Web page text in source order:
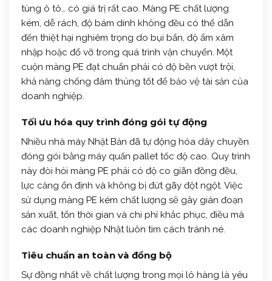
tùng ô tô… có giá trị rất cao. Màng PE chất lượng
kém, dễ rách, độ bám dính không đều có thể dẫn
đến thiệt hại nghiêm trọng do bụi bẩn, độ ẩm xâm
nhập hoặc đổ vỡ trong quá trình vận chuyển. Một
cuộn màng PE đạt chuẩn phải có độ bền vượt trội,
khả năng chống đâm thủng tốt để bảo vệ tài sản của
doanh nghiệp.
Tối ưu hóa quy trình đóng gói tự động
Nhiều nhà máy Nhật Bản đã tự động hóa dây chuyền
đóng gói bằng máy quấn pallet tốc độ cao. Quy trình
này đòi hỏi màng PE phải có độ co giãn đồng đều,
lực căng ổn định và không bị đứt gãy đột ngột. Việc
sử dụng màng PE kém chất lượng sẽ gây gián đoạn
sản xuất, tốn thời gian và chi phí khắc phục, điều mà
các doanh nghiệp Nhật luôn tìm cách tránh né.
Tiêu chuẩn an toàn và đồng bộ
Sự đồng nhất về chất lượng trong mọi lô hàng là yêu